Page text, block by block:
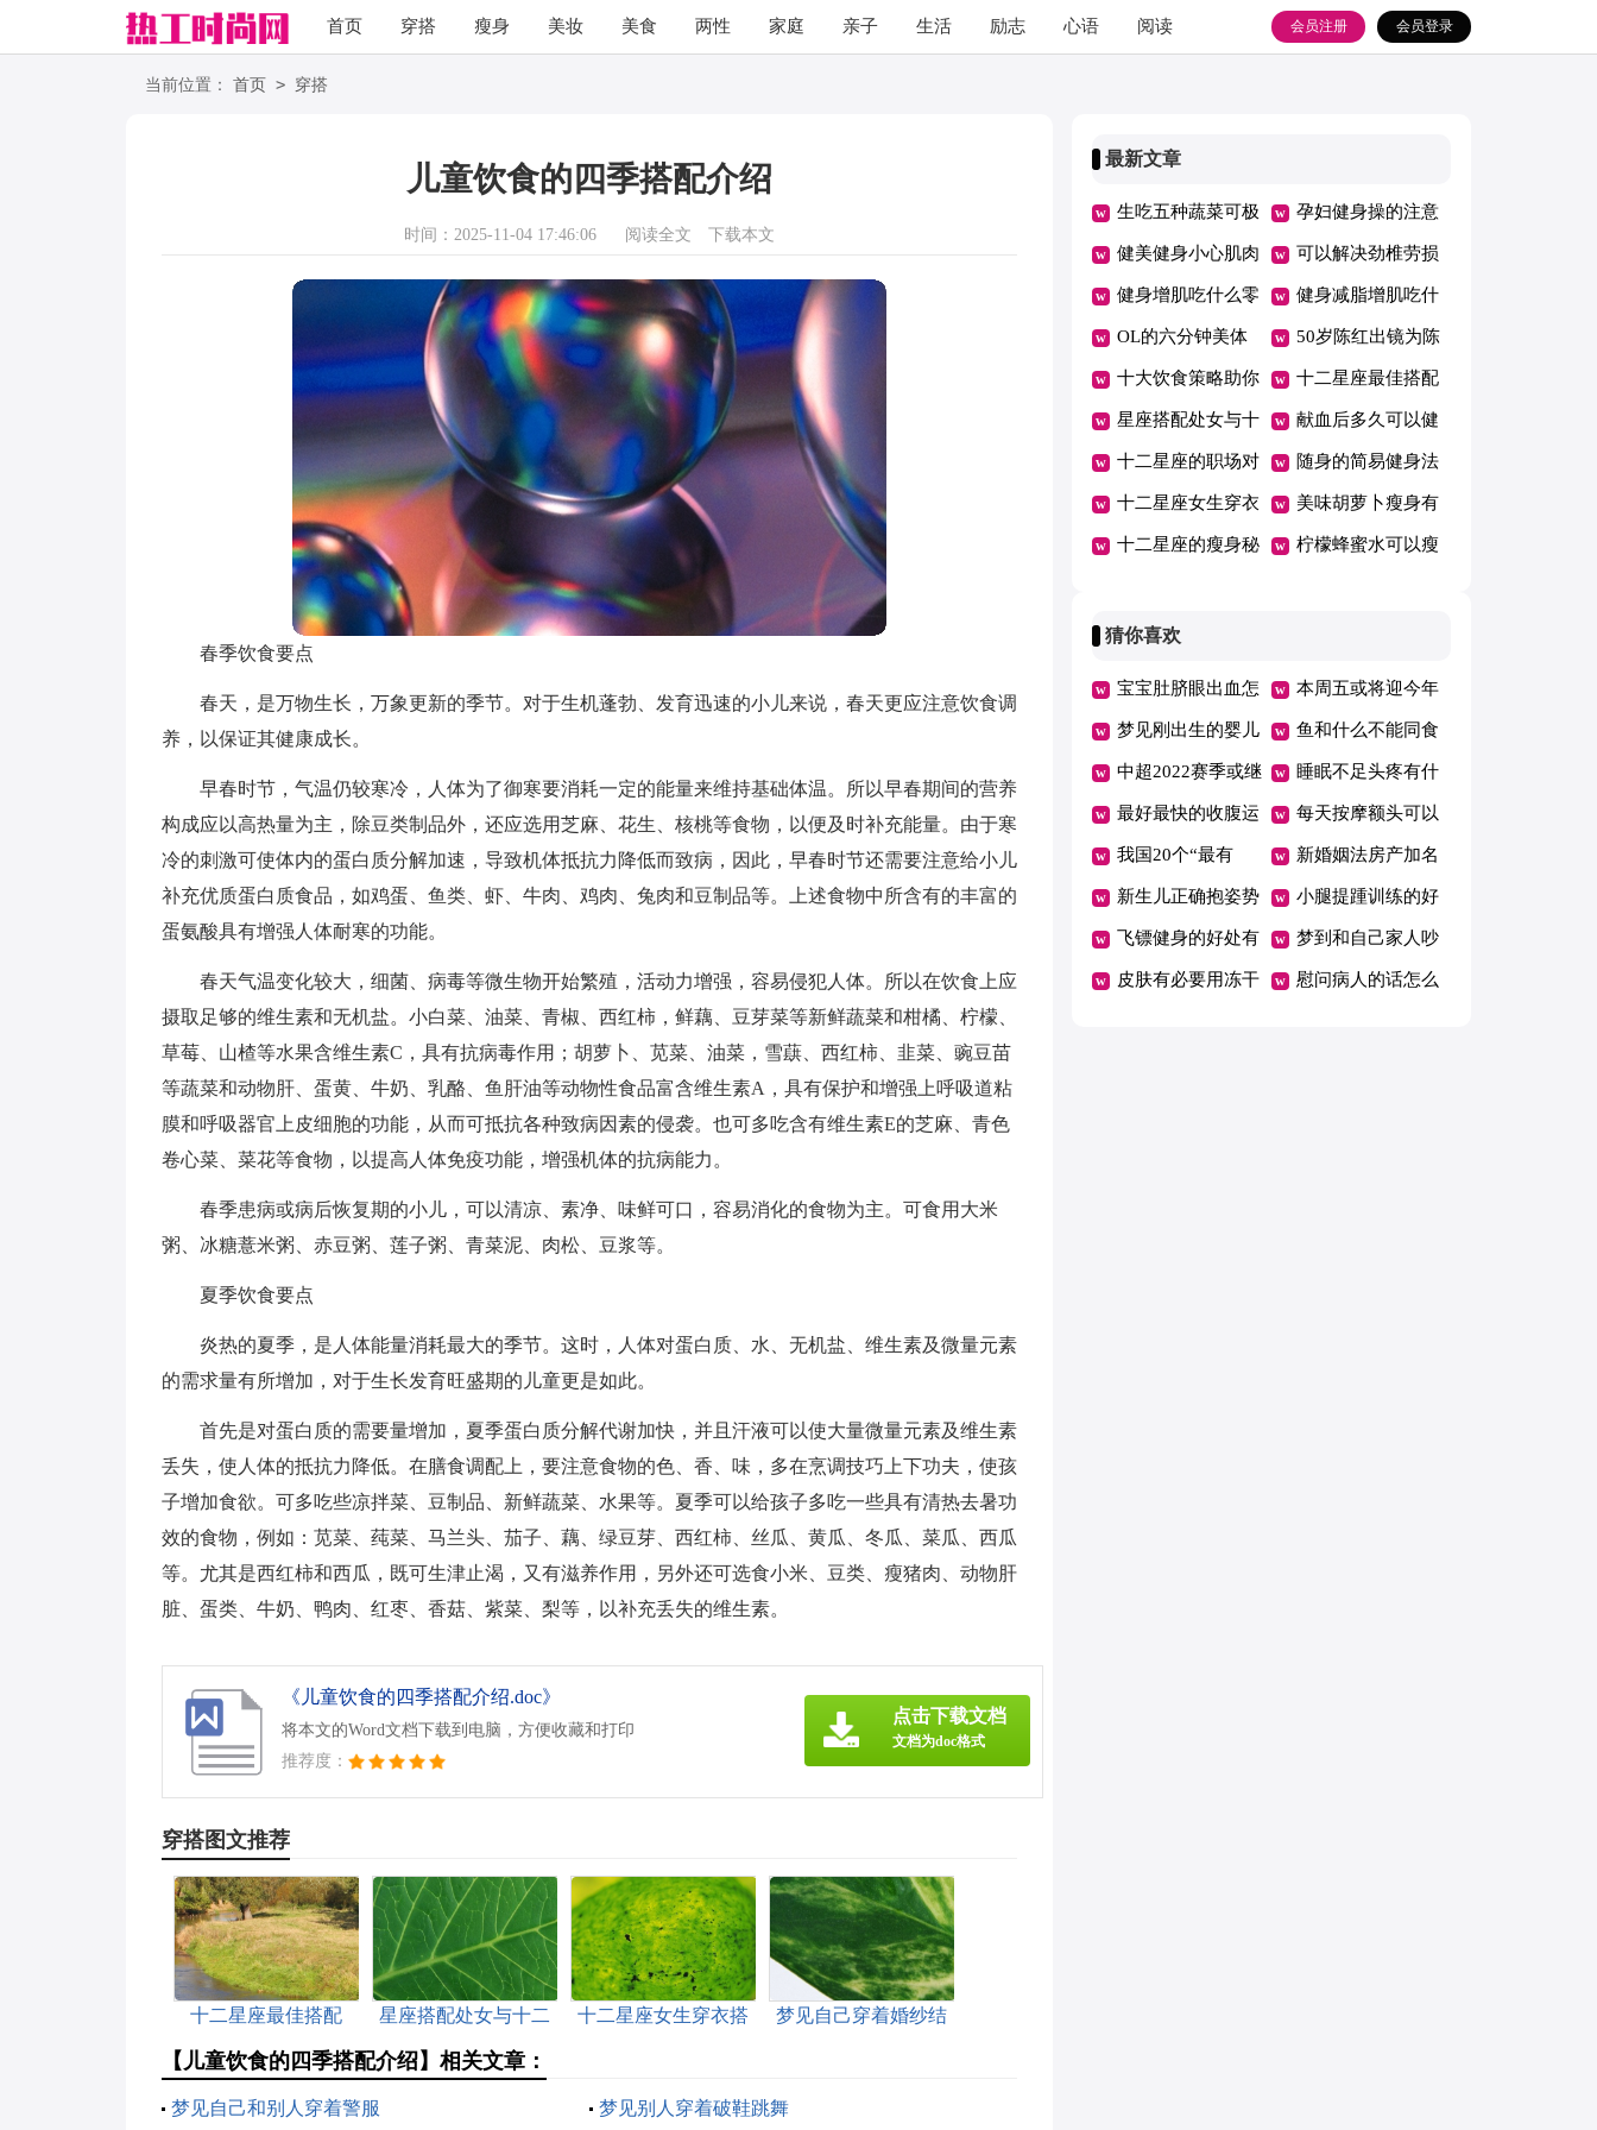
首页 穿搭 瘦身 美妆 美食 两性 家庭 亲子 生活 励志 心语 阅读 会员登录
会员注册
当前位置： 首页 > 穿搭
儿童饮食的四季搭配介绍
时间：2025-11-04 17:46:06 阅读全文 下载本文
春季饮食要点
春天，是万物生长，万象更新的季节。对于生机蓬勃、发育迅速的小儿来说，春天更应注意饮食调
养，以保证其健康成长。
早春时节，气温仍较寒冷，人体为了御寒要消耗一定的能量来维持基础体温。所以早春期间的营养
构成应以高热量为主，除豆类制品外，还应选用芝麻、花生、核桃等食物，以便及时补充能量。由于寒
冷的刺激可使体内的蛋白质分解加速，导致机体抵抗力降低而致病，因此，早春时节还需要注意给小儿
补充优质蛋白质食品，如鸡蛋、鱼类、虾、牛肉、鸡肉、兔肉和豆制品等。上述食物中所含有的丰富的
蛋氨酸具有增强人体耐寒的功能。
春天气温变化较大，细菌、病毒等微生物开始繁殖，活动力增强，容易侵犯人体。所以在饮食上应
摄取足够的维生素和无机盐。小白菜、油菜、青椒、西红柿，鲜藕、豆芽菜等新鲜蔬菜和柑橘、柠檬、
草莓、山楂等水果含维生素C，具有抗病毒作用；胡萝卜、苋菜、油菜，雪蕻、西红柿、韭菜、豌豆苗
等蔬菜和动物肝、蛋黄、牛奶、乳酪、鱼肝油等动物性食品富含维生素A，具有保护和增强上呼吸道粘
膜和呼吸器官上皮细胞的功能，从而可抵抗各种致病因素的侵袭。也可多吃含有维生素E的芝麻、青色
卷心菜、菜花等食物，以提高人体免疫功能，增强机体的抗病能力。
春季患病或病后恢复期的小儿，可以清凉、素净、味鲜可口，容易消化的食物为主。可食用大米
粥、冰糖薏米粥、赤豆粥、莲子粥、青菜泥、肉松、豆浆等。
夏季饮食要点
炎热的夏季，是人体能量消耗最大的季节。这时，人体对蛋白质、水、无机盐、维生素及微量元素
的需求量有所增加，对于生长发育旺盛期的儿童更是如此。
首先是对蛋白质的需要量增加，夏季蛋白质分解代谢加快，并且汗液可以使大量微量元素及维生素
丢失，使人体的抵抗力降低。在膳食调配上，要注意食物的色、香、味，多在烹调技巧上下功夫，使孩
子增加食欲。可多吃些凉拌菜、豆制品、新鲜蔬菜、水果等。夏季可以给孩子多吃一些具有清热去暑功
效的食物，例如：苋菜、莼菜、马兰头、茄子、藕、绿豆芽、西红柿、丝瓜、黄瓜、冬瓜、菜瓜、西瓜
等。尤其是西红柿和西瓜，既可生津止渴，又有滋养作用，另外还可选食小米、豆类、瘦猪肉、动物肝
脏、蛋类、牛奶、鸭肉、红枣、香菇、紫菜、梨等，以补充丢失的维生素。
《儿童饮食的四季搭配介绍.doc》
将本文的Word文档下载到电脑，方便收藏和打印
推荐度：
点击下载文档
文档为doc格式
穿搭图文推荐
十二星座最佳搭配
星座搭配处女与十二
十二星座女生穿衣搭
梦见自己穿着婚纱结
【儿童饮食的四季搭配介绍】相关文章：
梦见自己和别人穿着警服 梦见别人穿着破鞋跳舞
最新文章
生吃五种蔬菜可极
速瘦身
孕妇健身操的注意
事项
健美健身小心肌肉
拉伤
可以解决劲椎劳损
的健身操
健身增肌吃什么零
食好
健身减脂增肌吃什
么
OL的六分钟美体
健身操
50岁陈红出镜为陈
凯歌庆生身段仍像
20岁少女健身真的
能够年青
十大饮食策略助你
冬季瘦身
十二星座最佳搭配
星座搭配处女与十
二星座情人
献血后多久可以健
身
十二星座的职场对
手
随身的简易健身法
十二星座女生穿衣
搭配
美味胡萝卜瘦身有
奇效
十二星座的瘦身秘 柠檬蜂蜜水可以瘦
猜你喜欢
宝宝肚脐眼出血怎
么回事
本周五或将迎今年
油价首跌
梦见刚出生的婴儿
满嘴牙
鱼和什么不能同食
中超2022赛季或继
续赛会制空场举行
睡眠不足头疼有什
么好办法
最好最快的收腹运
动是什么
每天按摩额头可以
消除皱纹吗
我国20个“最有
钱”城市公布
新婚姻法房产加名
无效是吗
新生儿正确抱姿势
图解
小腿提踵训练的好
处
飞镖健身的好处有
哪些
梦到和自己家人吵
架哭了
皮肤有必要用冻干 慰问病人的话怎么